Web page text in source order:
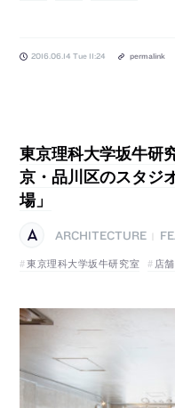
2016.06.14 Tue 11:24 permalink
東京理科大学坂牛研
京・品川区のスタジ
場」
ARCHITECTURE
東京理科大学坂牛研究室
店舗